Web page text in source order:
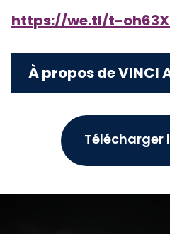
https://we.tl/t-
À propos de VINCI
Télécharger